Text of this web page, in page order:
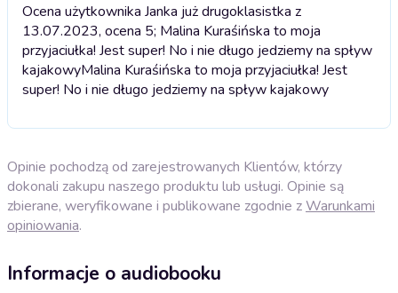
Ocena użytkownika Janka już drugoklasistka z
13.07.2023, ocena 5; Malina Kuraśińska to moja
przyjaciułka! Jest super! No i nie długo jedziemy na spływ
kajakowyMalina Kuraśińska to moja przyjaciułka! Jest
super! No i nie długo jedziemy na spływ kajakowy
Opinie pochodzą od zarejestrowanych Klientów, którzy
dokonali zakupu naszego produktu lub usługi. Opinie są
zbierane, weryfikowane i publikowane zgodnie zWarunkami
opiniowania.
Informacje o audiobooku